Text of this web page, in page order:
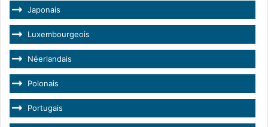
Japonais
Luxembourgeois
Néerlandais
Polonais
Portugais